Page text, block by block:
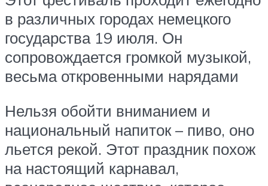
в различных городах немецкого
государства 19 июля. Он
сопровождается громкой музыкой,
весьма откровенными нарядами
Нельзя обойти вниманием и
национальный напиток – пиво, оно
льется рекой. Этот праздник похож
на настоящий карнавал,